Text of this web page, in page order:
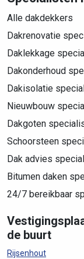
Alle dakdekkers
Dakrenovatie
Daklekkage
Dakonderhoud
Dakisolatie
Nieuwbouw
Dakgoten
Schoorsteen
Dak advies
Bitumen daken
24/7 bereikbaar
de buurt
Rijsenhout